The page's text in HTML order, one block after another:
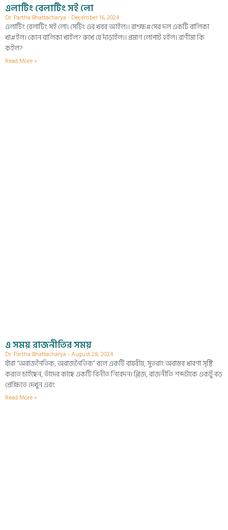
এলাটিং বেলাটিং সই লো
Dr. Partha Bhattacharya December 16, 2024
এলাটিং বেলাটিং সই লো। সেটিং এর খবর আইল।। রা*ক্ষ#সের দল একটি বালিকা
খা#ইল। কোন বালিকা খাইল? রুখে যে দাঁড়াইল।। প্রমাণ লোপাট হইল। রাণীমা কি
কইল?
Read More »
এ সময় রাজনীতির সময়
Dr. Partha Bhattacharya August 28, 2024
যাঁরা “অরাজনৈতিক, অরাজনৈতিক” বলে একটি বায়বীয়, সুতরাং অবাস্তব ধারণা সৃষ্টি
করতে চাইছেন, তাঁদের কাছে একটি বিনীত নিবেদন। প্লিজ, রাজনীতি শব্দটাকে একটু বড়
প্রেক্ষিতে দেখুন এবং
Read More »